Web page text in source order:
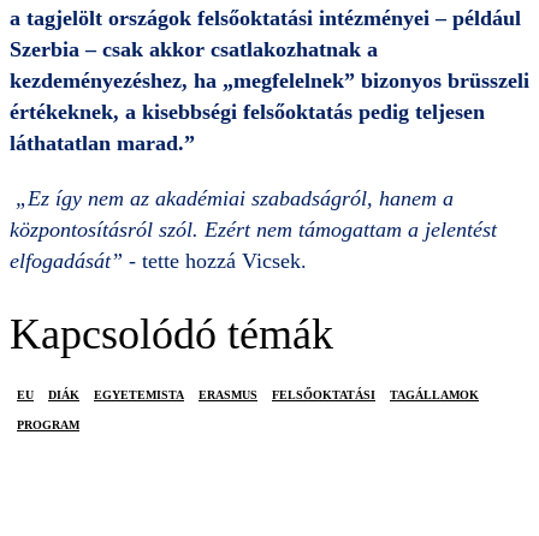
a tagjelölt országok felsőoktatási intézményei – például
Szerbia – csak akkor csatlakozhatnak a
kezdeményezéshez, ha „megfelelnek” bizonyos brüsszeli
értékeknek, a kisebbségi felsőoktatás pedig teljesen
láthatatlan marad.”
„Ez így nem az akadémiai szabadságról, hanem a
központosításról szól. Ezért nem támogattam a jelentést
elfogadását” - tette hozzá Vicsek.
Kapcsolódó témák
EU DIÁK EGYETEMISTA ERASMUS FELSŐOKTATÁSI TAGÁLLAMOK
PROGRAM